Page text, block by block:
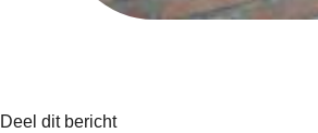
Deel dit bericht